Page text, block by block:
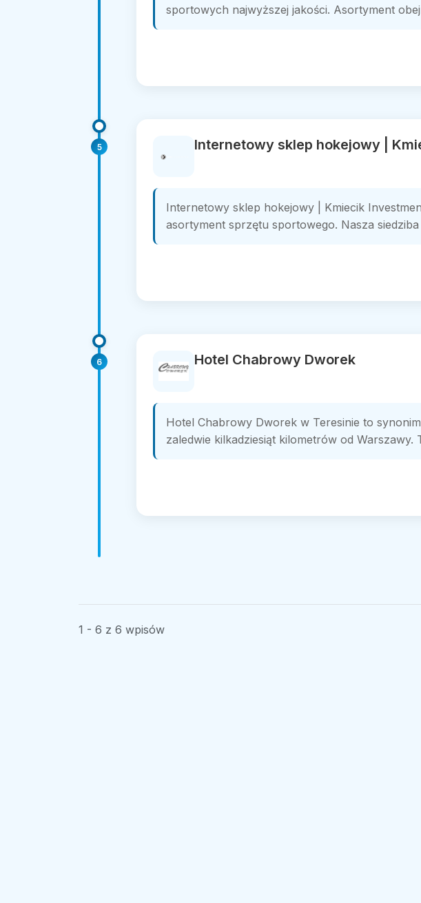
sportowych najwyższej jakości. Asortyment
5 Internetowy sklep hokejowy |
Internetowy sklep hokejowy | Kmiecik
asortyment sprzętu sportowego. Nasza
6 Hotel Chabrowy Dworek
Hotel Chabrowy Dworek w Teresinie to
zaledwie kilkadziesiąt kilometrów od Warszawy.
1 - 6 z 6 wpisów